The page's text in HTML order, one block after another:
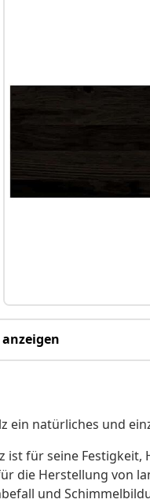
ein natürliches und
ist für seine
die Herstellung von
und